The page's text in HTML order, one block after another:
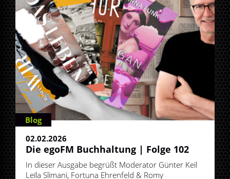
Blog
02.02.2026
Die egoFM Buchhaltung | Folge 102
In dieser Ausgabe begrüßt Moderator Günter Keil
Leïla Slimani, Fortuna Ehrenfeld & Romy